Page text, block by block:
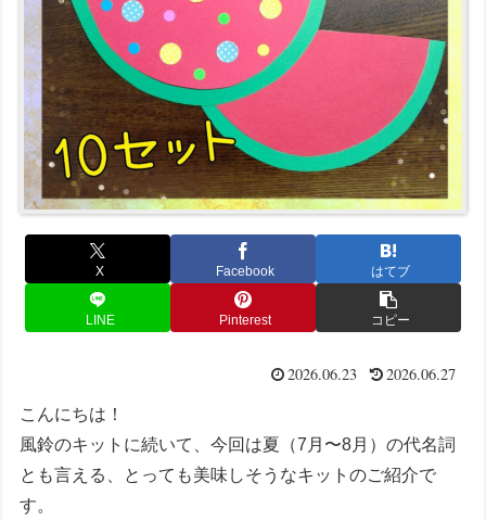
X Facebook はてブ
LINE Pinterest コピー
2026.06.23 2026.06.27
こんにちは！
風鈴のキットに続いて、今回は夏（7月〜8月）の代名詞
とも言える、とっても美味しそうなキットのご紹介で
す。